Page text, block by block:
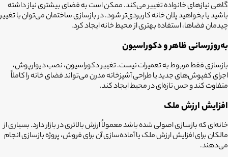
گاهی نیازهای خانواده تغییر می‌کند. ممکن است به فضای بیشتری نیاز داشته
باشید یا بخواهید پلان خانه کاربردی‌تر شود. در بازسازی ساختمان می‌توان با تغییر
چیدمان فضاها، استفاده بهتری از محیط خانه ایجاد کرد.
به‌روزرسانی ظاهر و دکوراسیون
بازسازی فقط مربوط به تعمیرات نیست. تغییر دکوراسیون، نصب دیوارپوش،
اجرای کفپوش‌های جدید یا طراحی آشپزخانه مدرن می‌تواند فضای خانه را کاملاً
متفاوت کند و حس تازه‌ای در محیط ایجاد کند.
افزایش ارزش ملک
خانه‌ای که بازسازی اصولی شده باشد معمولاً ارزش بالاتری در بازار دارد. بسیاری از
مالکان برای افزایش ارزش ملک یا آماده‌سازی آن برای فروش، پروژه بازسازی انجام
می‌دهند.